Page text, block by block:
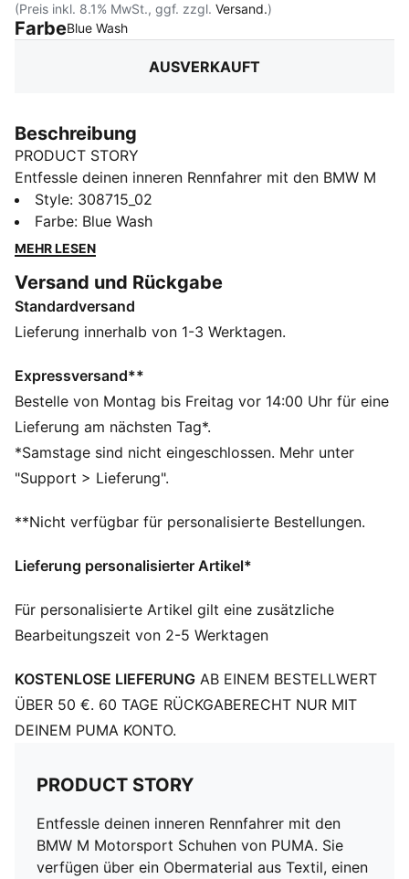
(Preis inkl. 8.1% MwSt., ggf. zzgl. Versand.)
FarbeBlue Wash:
AUSVERKAUFT
Beschreibung
PRODUCT STORY
Entfessle deinen inneren Rennfahrer mit den BMW M
Motorsport Schuhen von PUMA. Sie verfügen über ein
Obermaterial aus Textil, einen synthetischen Formstrip
und eine KinderFit® Innensohle für die perfekte
optimalen Komfort, während das PUMA Branding für
Dynamik sorgt.
FEATURES + VORTEILE
20 % aus recycelten Materialien
DETAILS
Reguläre Breite
Synthetisches Obermaterial
Elastische Schnürsenkel und Klettverschluss für
schnelles An- und Ausziehen
PUMA Branding auf Vamp, Gewebezunge, Ferse und
Verstellbarer Klettverschluss kombiniert mit
KinderFit Einlegesohle für optimale Passform
PUMA Baby: Empfohlen für Babys und Kleinkinder
Style: 308715_02
Farbe: Blue Wash
MEHR LESEN
Versand und Rückgabe
Standardversand
Lieferung innerhalb von 1-3 Werktagen.
Expressversand**
Bestelle von Montag bis Freitag vor 14:00 Uhr für eine
Lieferung am nächsten Tag*.
*Samstage sind nicht eingeschlossen. Mehr unter
"Support > Lieferung".
**Nicht verfügbar für personalisierte Bestellungen.
Lieferung personalisierter Artikel*
Für personalisierte Artikel gilt eine zusätzliche
Bearbeitungszeit von 2-5 Werktagen
KOSTENLOSE LIEFERUNG AB EINEM BESTELLWERT
ÜBER 50 €. 60 TAGE RÜCKGABERECHT NUR MIT
DEINEM PUMA KONTO.
PRODUCT STORY
Entfessle deinen inneren Rennfahrer mit den
BMW M Motorsport Schuhen von PUMA. Sie
verfügen über ein Obermaterial aus Textil, einen